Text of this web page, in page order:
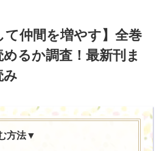
て仲間を増やす 】全巻
るか調査！最新刊ま
み
方法▼